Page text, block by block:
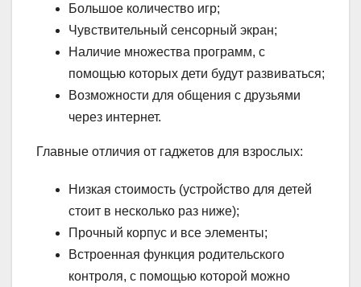
Большое количество игр;
Чувствительный сенсорный экран;
Наличие множества программ, с
помощью которых дети будут развиваться;
Возможности для общения с друзьями
через интернет.
Главные отличия от гаджетов для взрослых:
Низкая стоимость (устройство для детей
стоит в несколько раз ниже);
Прочный корпус и все элементы;
Встроенная функция родительского
контроля, с помощью которой можно